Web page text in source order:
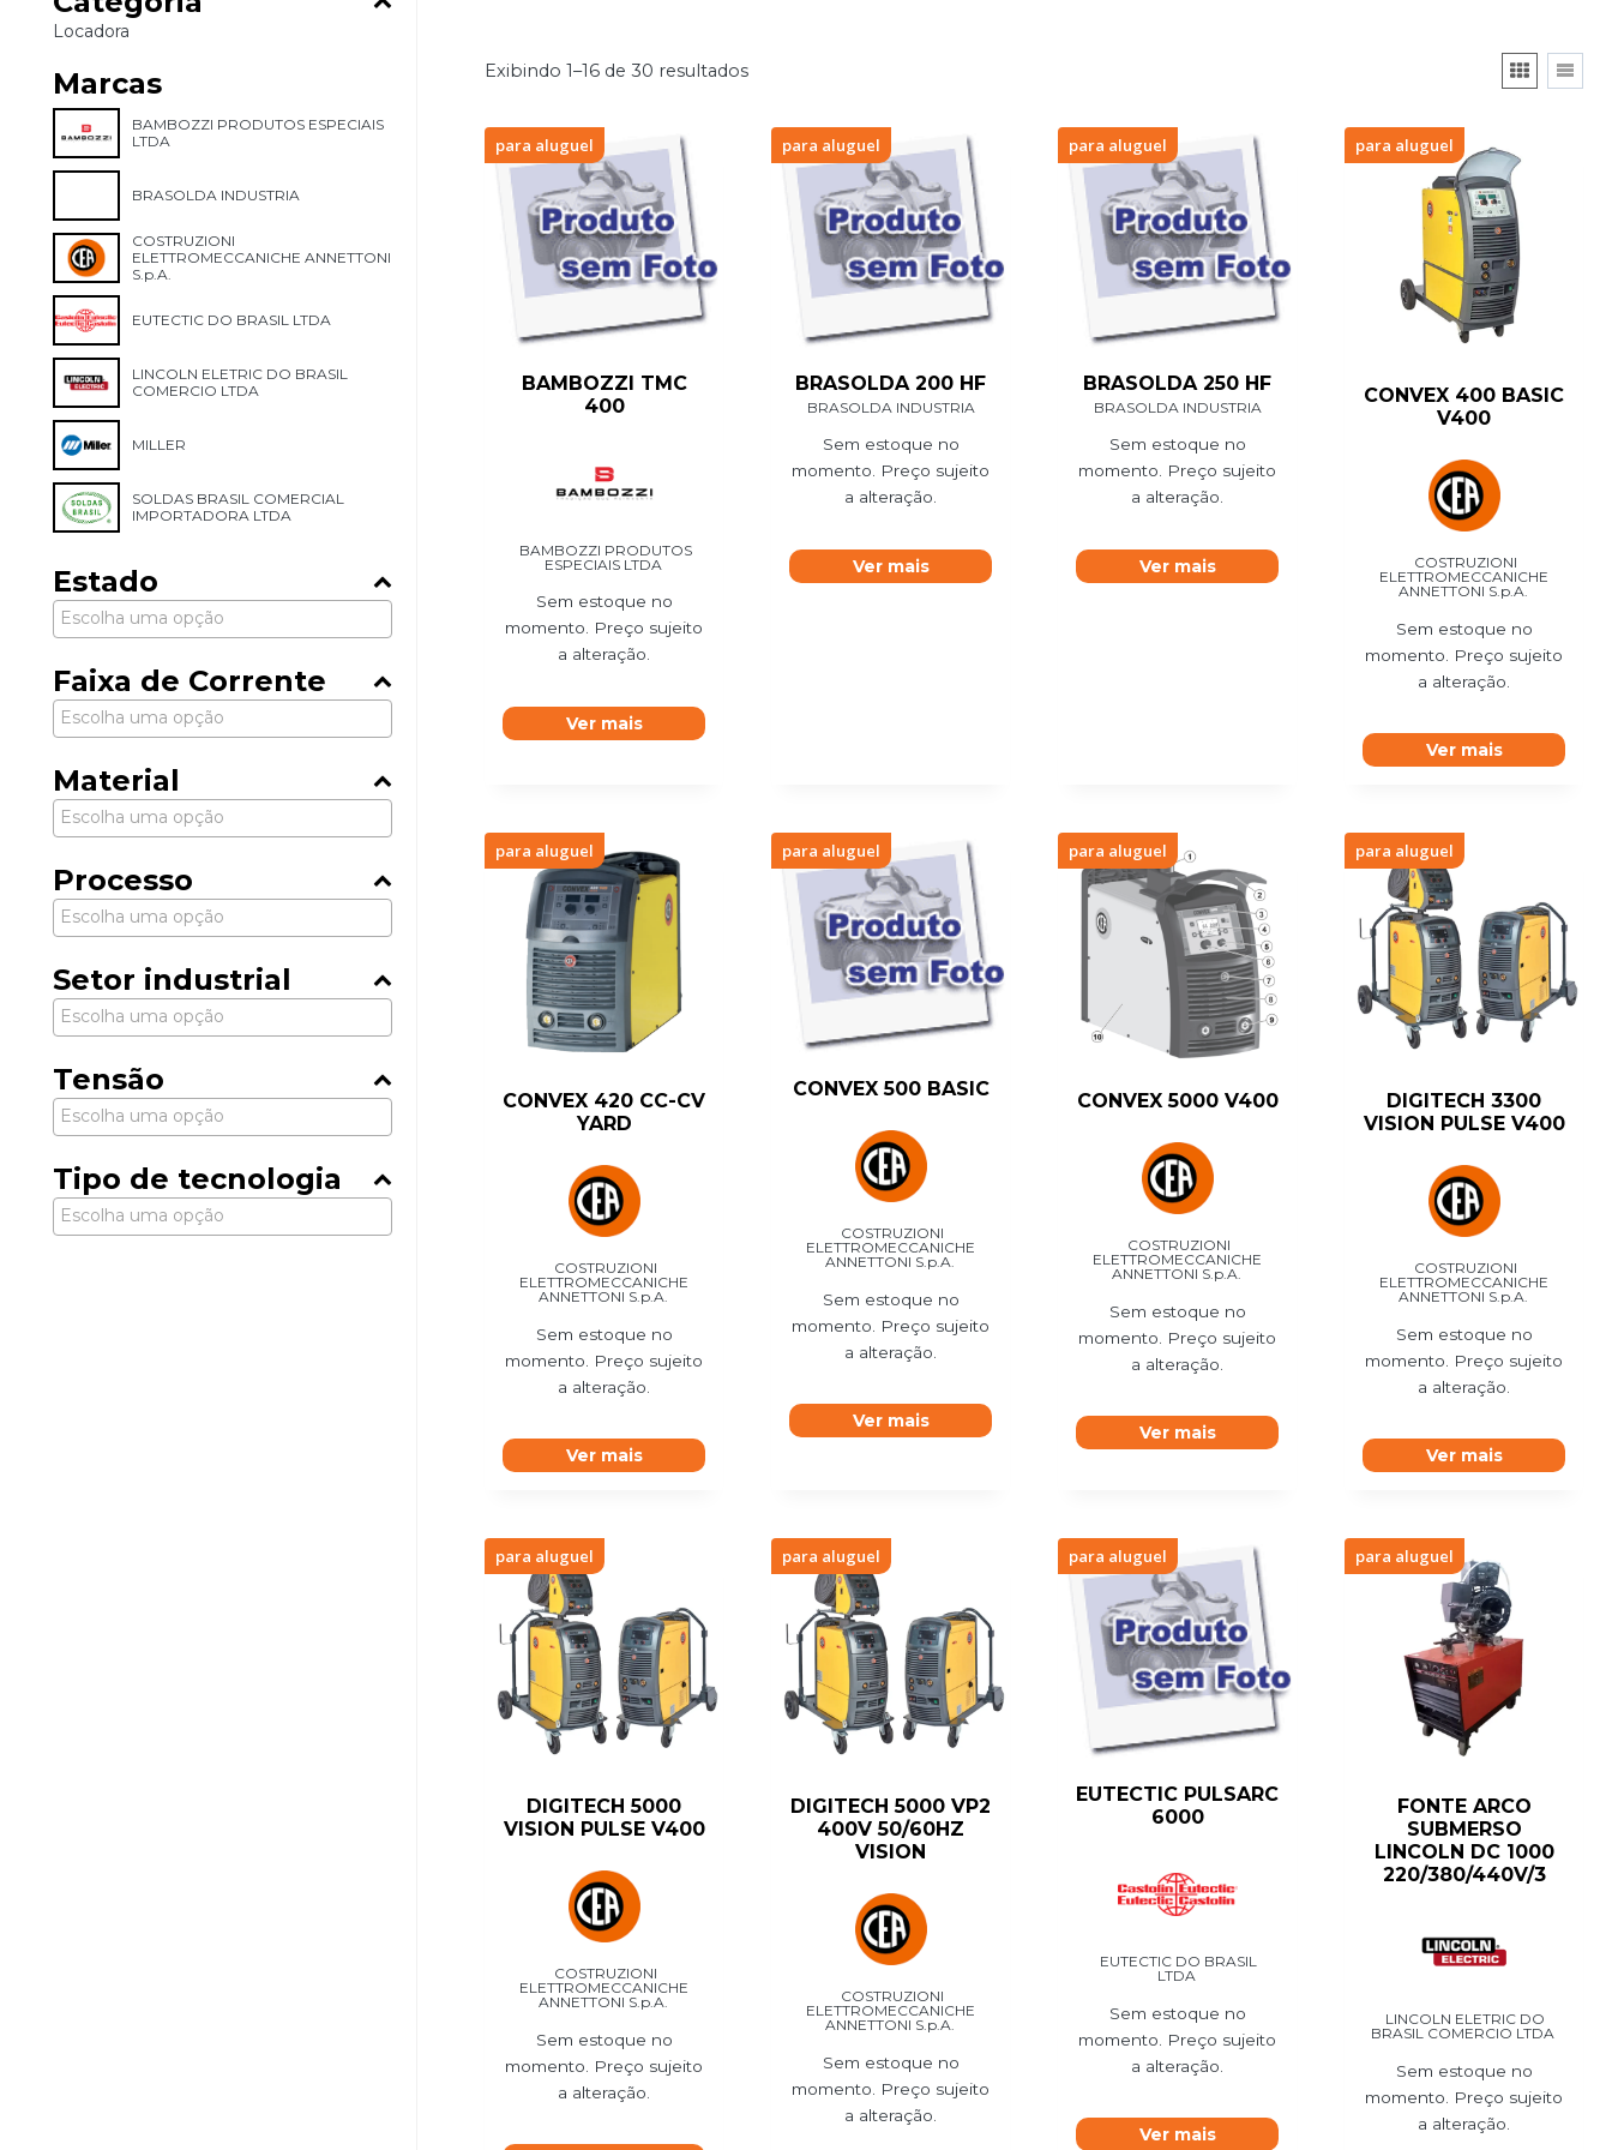
Exibindo 1–16 de 30 resultados
para aluguel
BAMBOZZI TMC
400
BAMBOZZI PRODUTOS
ESPECIAIS LTDA
Sem estoque no
momento. Preço sujeito
a alteração.
Ver mais
para aluguel
BRASOLDA 200 HF
BRASOLDA INDUSTRIA
Sem estoque no
momento. Preço sujeito
a alteração.
Ver mais
para aluguel
BRASOLDA 250 HF
BRASOLDA INDUSTRIA
Sem estoque no
momento. Preço sujeito
a alteração.
Ver mais
para aluguel
CONVEX 400 BASIC
V400
COSTRUZIONI
ELETTROMECCANICHE
ANNETTONI S.p.A.
Sem estoque no
momento. Preço sujeito
a alteração.
Ver mais
para aluguel
CONVEX 420 CC-CV
YARD
COSTRUZIONI
ELETTROMECCANICHE
ANNETTONI S.p.A.
Sem estoque no
momento. Preço sujeito
a alteração.
Ver mais
para aluguel
CONVEX 500 BASIC
COSTRUZIONI
ELETTROMECCANICHE
ANNETTONI S.p.A.
Sem estoque no
momento. Preço sujeito
a alteração.
Ver mais
para aluguel
CONVEX 5000 V400
COSTRUZIONI
ELETTROMECCANICHE
ANNETTONI S.p.A.
Sem estoque no
momento. Preço sujeito
a alteração.
Ver mais
para aluguel
DIGITECH 3300
VISION PULSE V400
COSTRUZIONI
ELETTROMECCANICHE
ANNETTONI S.p.A.
Sem estoque no
momento. Preço sujeito
a alteração.
Ver mais
para aluguel
DIGITECH 5000
VISION PULSE V400
COSTRUZIONI
ELETTROMECCANICHE
ANNETTONI S.p.A.
Sem estoque no
momento. Preço sujeito
a alteração.
para aluguel
DIGITECH 5000 VP2
400V 50/60HZ
VISION
COSTRUZIONI
ELETTROMECCANICHE
ANNETTONI S.p.A.
Sem estoque no
momento. Preço sujeito
a alteração.
para aluguel
EUTECTIC PULSARC
6000
EUTECTIC DO BRASIL
LTDA
Sem estoque no
momento. Preço sujeito
a alteração.
Ver mais
para aluguel
FONTE ARCO
SUBMERSO
LINCOLN DC 1000
220/380/440V/3
LINCOLN ELETRIC DO
BRASIL COMERCIO LTDA
Sem estoque no
momento. Preço sujeito
a alteração.
Locadora
Marcas
BAMBOZZI PRODUTOS ESPECIAIS
LTDA
BRASOLDA INDUSTRIA
COSTRUZIONI
ELETTROMECCANICHE ANNETTONI
S.p.A.
EUTECTIC DO BRASIL LTDA
LINCOLN ELETRIC DO BRASIL
COMERCIO LTDA
MILLER
SOLDAS BRASIL COMERCIAL
IMPORTADORA LTDA
Estado
Faixa de Corrente
Material
Processo
Setor industrial
Tensão
Tipo de tecnologia